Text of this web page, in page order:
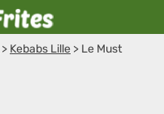
> Kebabs Lille > Le Must